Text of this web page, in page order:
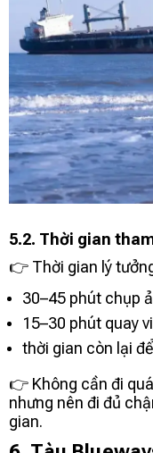
5.2. Thời gian
👉 Thời gian lý
30–45 phút chụp
15–30 phút quay
thời gian còn lại
👉 Không cần đi
nhưng nên đi đủ
gian.